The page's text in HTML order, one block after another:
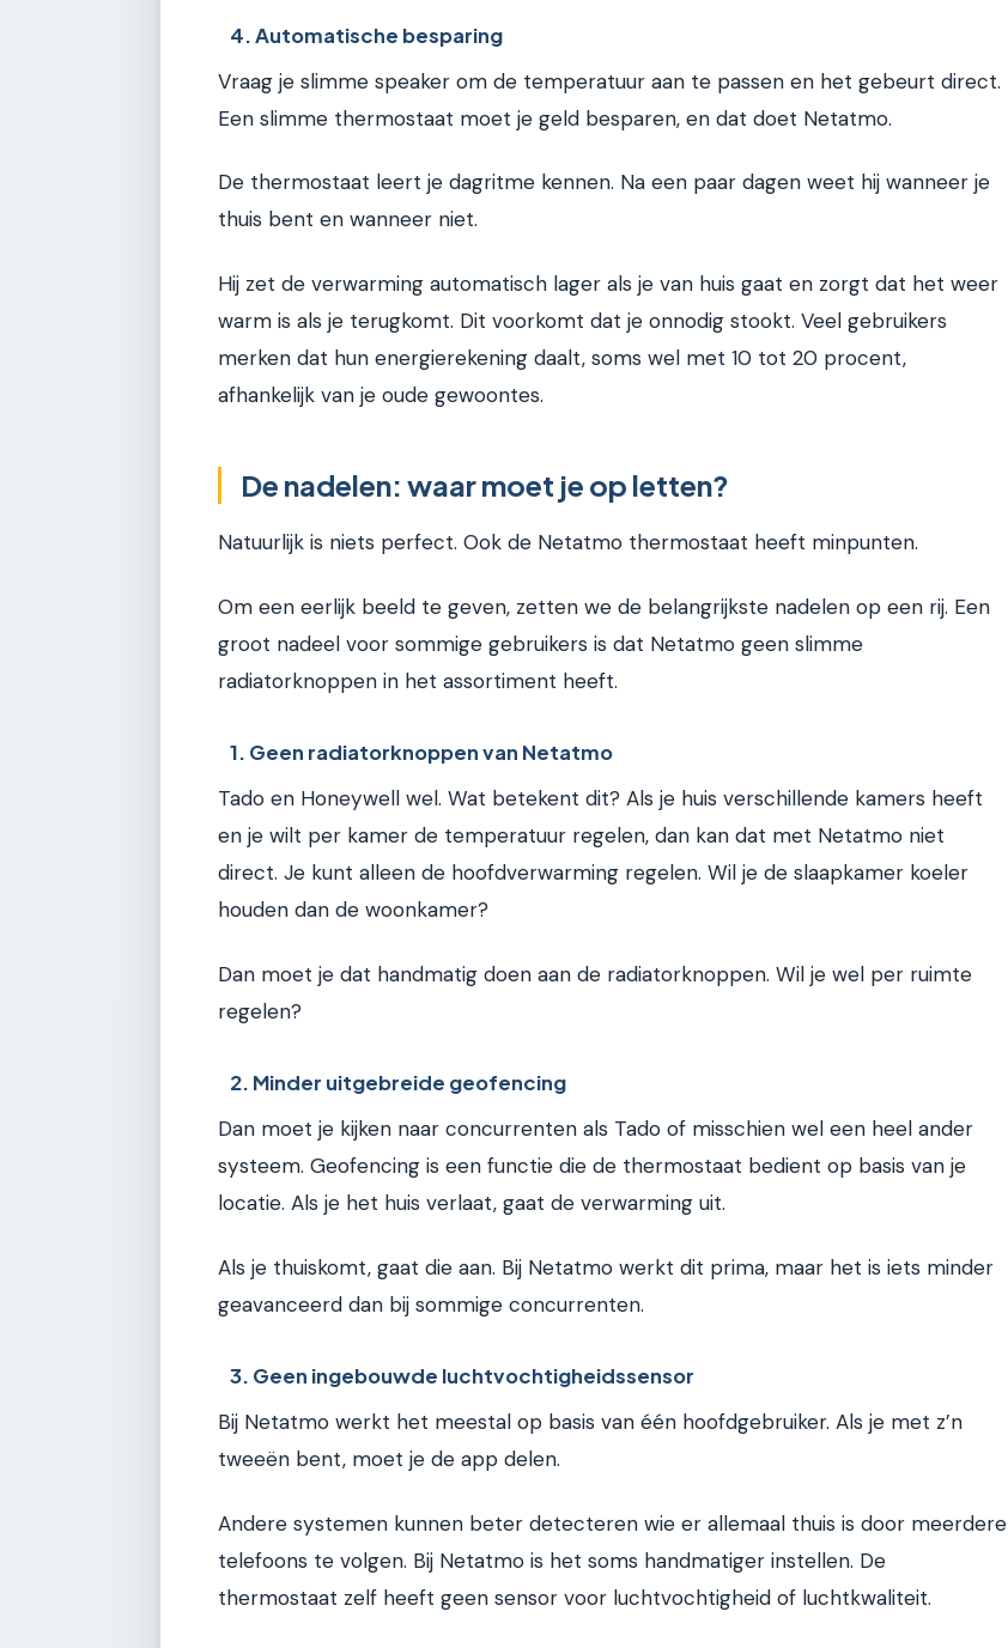
4. Automatische besparing
Vraag je slimme speaker om de temperatuur aan te passen en het gebeurt direct.
Een slimme thermostaat moet je geld besparen, en dat doet Netatmo.
De thermostaat leert je dagritme kennen. Na een paar dagen weet hij wanneer je
thuis bent en wanneer niet.
Hij zet de verwarming automatisch lager als je van huis gaat en zorgt dat het weer
warm is als je terugkomt. Dit voorkomt dat je onnodig stookt. Veel gebruikers
merken dat hun energierekening daalt, soms wel met 10 tot 20 procent,
afhankelijk van je oude gewoontes.
De nadelen: waar moet je op letten?
Natuurlijk is niets perfect. Ook de Netatmo thermostaat heeft minpunten.
Om een eerlijk beeld te geven, zetten we de belangrijkste nadelen op een rij. Een
groot nadeel voor sommige gebruikers is dat Netatmo geen slimme
radiatorknoppen in het assortiment heeft.
1. Geen radiatorknoppen van Netatmo
Tado en Honeywell wel. Wat betekent dit? Als je huis verschillende kamers heeft
en je wilt per kamer de temperatuur regelen, dan kan dat met Netatmo niet
direct. Je kunt alleen de hoofdverwarming regelen. Wil je de slaapkamer koeler
houden dan de woonkamer?
Dan moet je dat handmatig doen aan de radiatorknoppen. Wil je wel per ruimte
regelen?
2. Minder uitgebreide geofencing
Dan moet je kijken naar concurrenten als Tado of misschien wel een heel ander
systeem. Geofencing is een functie die de thermostaat bedient op basis van je
locatie. Als je het huis verlaat, gaat de verwarming uit.
Als je thuiskomt, gaat die aan. Bij Netatmo werkt dit prima, maar het is iets minder
geavanceerd dan bij sommige concurrenten.
3. Geen ingebouwde luchtvochtigheidssensor
Bij Netatmo werkt het meestal op basis van één hoofdgebruiker. Als je met z’n
tweeën bent, moet je de app delen.
Andere systemen kunnen beter detecteren wie er allemaal thuis is door meerdere
telefoons te volgen. Bij Netatmo is het soms handmatiger instellen. De
thermostaat zelf heeft geen sensor voor luchtvochtigheid of luchtkwaliteit.